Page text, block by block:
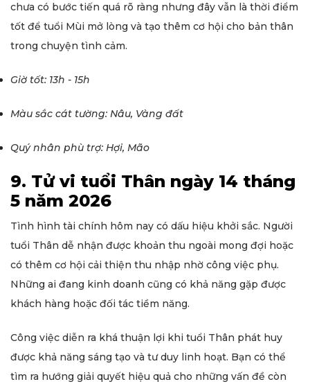
chưa có bước tiến quá rõ ràng nhưng đây vẫn là thời điểm
tốt để tuổi Mùi mở lòng và tạo thêm cơ hội cho bản thân
trong chuyện tình cảm.
Giờ tốt: 13h - 15h
Màu sắc cát tường: Nâu, Vàng đất
Quý nhân phù trợ: Hợi, Mão
9. Tử vi tuổi Thân ngày 14 tháng
5 năm 2026
Tình hình tài chính hôm nay có dấu hiệu khởi sắc. Người
tuổi Thân dễ nhận được khoản thu ngoài mong đợi hoặc
có thêm cơ hội cải thiện thu nhập nhờ công việc phụ.
Những ai đang kinh doanh cũng có khả năng gặp được
khách hàng hoặc đối tác tiềm năng.
Công việc diễn ra khá thuận lợi khi tuổi Thân phát huy
được khả năng sáng tạo và tư duy linh hoạt. Bạn có thể
tìm ra hướng giải quyết hiệu quả cho những vấn đề còn